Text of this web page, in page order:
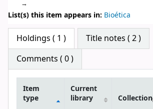
List(s) this item appears in: Bioética
Star ratings
Holdings ( 1 )
Title notes ( 2 )
Comments ( 0 )
Item
type
Current
library
Collection